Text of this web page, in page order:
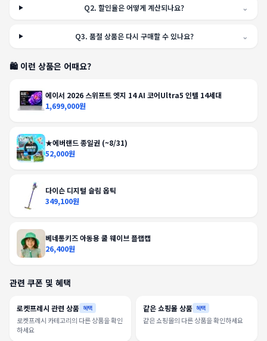
Q2.할인율은 어떻게 계산되나요? ⌄
Q3. 품절 상품은 다시 구매할 수 있나요? ⌄
🛍️ 이런 상품은 어때요?
에이서 2026 스위프트 엣지 14 AI 코어Ultra5 인텔 14세대
1,699,000원
★에버랜드 종일권 (~8/31)
52,000원
다이슨 디지털 슬림 옵틱
349,100원
베네통키즈 아동용 쿨 웨이브 플랩캡
26,400원
관련 쿠폰 및 혜택
로켓프레시 관련 상품 혜택
로켓프레시 카테고리의 다른 상품을 확인
하세요
같은 쇼핑몰 상품 혜택
같은 쇼핑몰의 다른 상품을 확인하세요